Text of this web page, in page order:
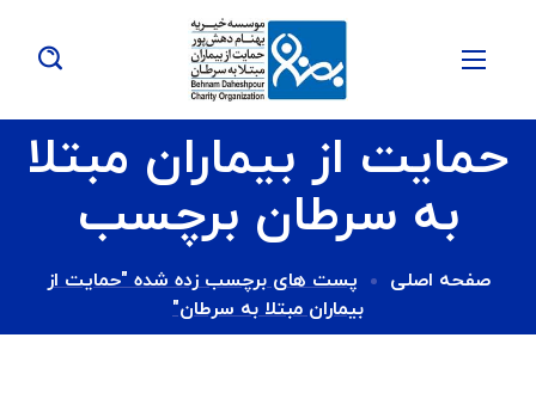
حمایت از بیماران مبتلا
به سرطان برچسب
صفحه اصلی
پست های برچسب زده شده "حمایت از
بیماران مبتلا به سرطان"